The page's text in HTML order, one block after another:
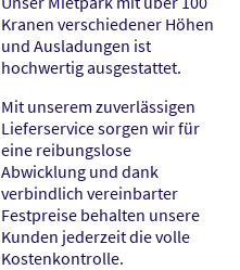
Kranen verschiedener Höhen
und Ausladungen ist
hochwertig ausgestattet.
Mit unserem zuverlässigen
Lieferservice sorgen wir für
eine reibungslose
Abwicklung und dank
verbindlich vereinbarter
Festpreise behalten unsere
Kunden jederzeit die volle
Kostenkontrolle.